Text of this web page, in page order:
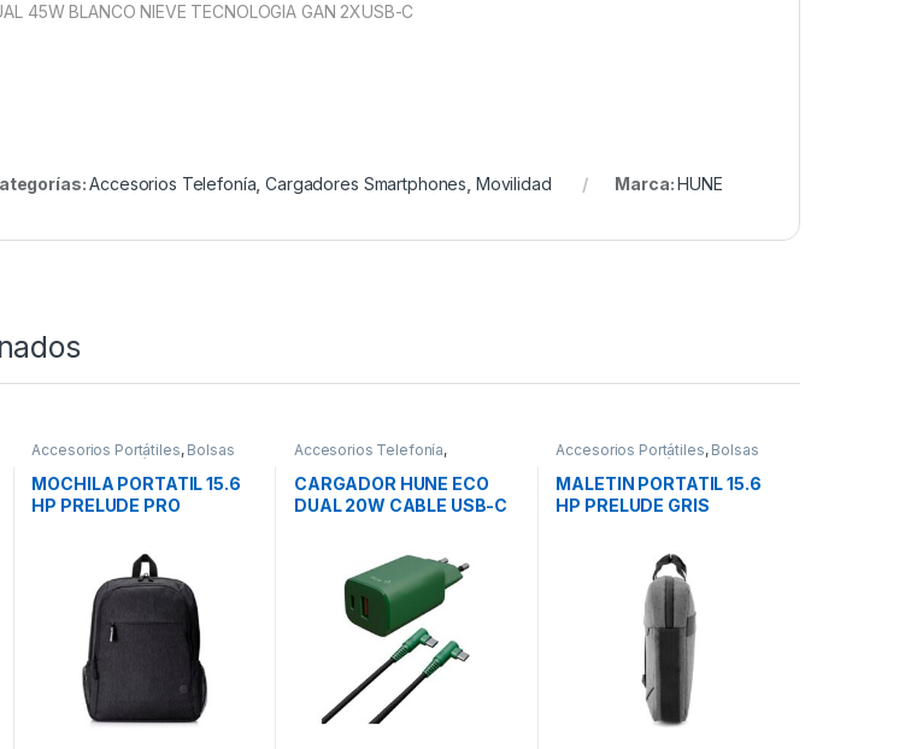
45W BLANCO NIEVE TECNOLOGIA GAN 2XUSB-C
Accesorios Telefonía ,Cargadores Smartphones Movilidad Marca:HUNE
Accesorios Portátiles, Bolsas
Transporte Portátiles
MOCHILA PORTATIL 15.6
HP PRELUDE PRO
Accesorios Telefonía,
Movilidad
CARGADOR HUNE ECO
DUAL 20W CABLE USB-C
Accesorios Portátiles, Bolsas
Transporte Portátiles
MALETIN PORTATIL 15.6
HP PRELUDE GRIS